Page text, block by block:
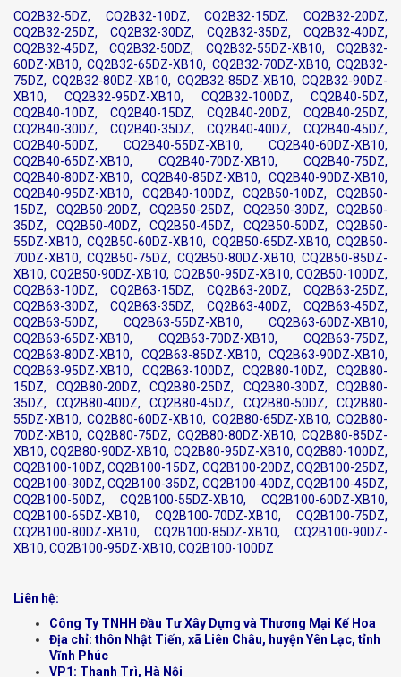
CQ2B32-5DZ, CQ2B32-10DZ, CQ2B32-15DZ, CQ2B32-20DZ,
CQ2B32-25DZ, CQ2B32-30DZ, CQ2B32-35DZ, CQ2B32-40DZ,
CQ2B32-45DZ, CQ2B32-50DZ, CQ2B32-55DZ-XB10, CQ2B32-
60DZ-XB10, CQ2B32-65DZ-XB10, CQ2B32-70DZ-XB10, CQ2B32-
75DZ, CQ2B32-80DZ-XB10, CQ2B32-85DZ-XB10, CQ2B32-90DZ-
XB10, CQ2B32-95DZ-XB10, CQ2B32-100DZ, CQ2B40-5DZ,
CQ2B40-10DZ, CQ2B40-15DZ, CQ2B40-20DZ, CQ2B40-25DZ,
CQ2B40-30DZ, CQ2B40-35DZ, CQ2B40-40DZ, CQ2B40-45DZ,
CQ2B40-50DZ, CQ2B40-55DZ-XB10, CQ2B40-60DZ-XB10,
CQ2B40-65DZ-XB10, CQ2B40-70DZ-XB10, CQ2B40-75DZ,
CQ2B40-80DZ-XB10, CQ2B40-85DZ-XB10, CQ2B40-90DZ-XB10,
CQ2B40-95DZ-XB10, CQ2B40-100DZ, CQ2B50-10DZ, CQ2B50-
15DZ, CQ2B50-20DZ, CQ2B50-25DZ, CQ2B50-30DZ, CQ2B50-
35DZ, CQ2B50-40DZ, CQ2B50-45DZ, CQ2B50-50DZ, CQ2B50-
55DZ-XB10, CQ2B50-60DZ-XB10, CQ2B50-65DZ-XB10, CQ2B50-
70DZ-XB10, CQ2B50-75DZ, CQ2B50-80DZ-XB10, CQ2B50-85DZ-
XB10, CQ2B50-90DZ-XB10, CQ2B50-95DZ-XB10, CQ2B50-100DZ,
CQ2B63-10DZ, CQ2B63-15DZ, CQ2B63-20DZ, CQ2B63-25DZ,
CQ2B63-30DZ, CQ2B63-35DZ, CQ2B63-40DZ, CQ2B63-45DZ,
CQ2B63-50DZ, CQ2B63-55DZ-XB10, CQ2B63-60DZ-XB10,
CQ2B63-65DZ-XB10, CQ2B63-70DZ-XB10, CQ2B63-75DZ,
CQ2B63-80DZ-XB10, CQ2B63-85DZ-XB10, CQ2B63-90DZ-XB10,
CQ2B63-95DZ-XB10, CQ2B63-100DZ, CQ2B80-10DZ, CQ2B80-
15DZ, CQ2B80-20DZ, CQ2B80-25DZ, CQ2B80-30DZ, CQ2B80-
35DZ, CQ2B80-40DZ, CQ2B80-45DZ, CQ2B80-50DZ, CQ2B80-
55DZ-XB10, CQ2B80-60DZ-XB10, CQ2B80-65DZ-XB10, CQ2B80-
70DZ-XB10, CQ2B80-75DZ, CQ2B80-80DZ-XB10, CQ2B80-85DZ-
XB10, CQ2B80-90DZ-XB10, CQ2B80-95DZ-XB10, CQ2B80-100DZ,
CQ2B100-10DZ, CQ2B100-15DZ, CQ2B100-20DZ, CQ2B100-25DZ,
CQ2B100-30DZ, CQ2B100-35DZ, CQ2B100-40DZ, CQ2B100-45DZ,
CQ2B100-50DZ, CQ2B100-55DZ-XB10, CQ2B100-60DZ-XB10,
CQ2B100-65DZ-XB10, CQ2B100-70DZ-XB10, CQ2B100-75DZ,
CQ2B100-80DZ-XB10, CQ2B100-85DZ-XB10, CQ2B100-90DZ-
XB10, CQ2B100-95DZ-XB10, CQ2B100-100DZ
Liên hệ:
Công Ty TNHH Đầu Tư Xây Dựng và Thương Mại Kế Hoa
Địa chỉ: thôn Nhật Tiến, xã Liên Châu, huyện Yên Lạc, tỉnh
Vĩnh Phúc
VP1: Thanh Trì, Hà Nội